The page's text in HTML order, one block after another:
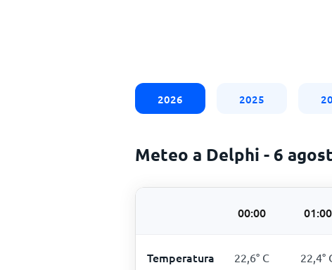
2026 2025
Meteo a Delphi - 6
00:00 01:00
Temperatura 22,6° C 22,4°